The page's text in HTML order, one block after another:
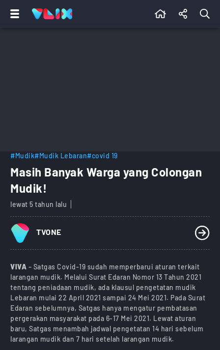
#Mudik#Mudik Lebaran#covid 19
Masih Banyak Warga yang Colongan
Mudik!
lewat 5 tahun lalu
TVONE
VIVA – Satgas Covid-19 sudah memperbarui aturan terkait
larangan mudik. Melalui Surat Edaran Nomor 13 Tahun 2021
tentang peniadaan mudik, ada klausul pengetatan mudik
Lebaran mulai 22 April 2021 sampai 24 Mei 2021. Pada Surat
Edaran sebelumnya, Satgas hanya mengatur pembatasan
pergerakan masyarakat pada 6-17 Mei 2021. Lewat aturan
baru, Satgas menambah jadwal pengetatan 14 hari sebelum
larangan mudik dan 7 hari setelah larangan mudik.